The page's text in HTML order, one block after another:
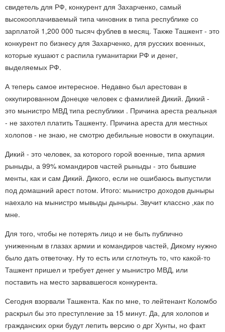
свидетель для РФ, конкурент для Захарченко, самый
высокооплачиваемый типа чиновник в типа республике со
зарплатой 1,200 000 тысяч фублев в месяц. Также Ташкент - это
конкурент по бизнесу для Захарченко, для русских военных,
которые кушают с распила гуманитарки РФ и денег,
выделяемых РФ.
А теперь самое интересное. Недавно был арестован в
оккупированном Донецке человек с фамилией Дикий. Дикий -
это мынистро МВД типа республики . Причина ареста реальная
- не захотел платить Ташкенту. Причина ареста для местных
холопов - не знаю, не смотрю дебильные новости в оккупации.
Дикий - это человек, за которого горой военные, типа армия
рыныды, а 99% командиров частей рыныды - это бывшие
менты, как и сам Дикий. Дикого, если не ошибаюсь выпустили
под домашний арест потом. Итого: мынистро доходов дыныры
наехало на мынистро мывыды дыныры. Звучит классно ,как по
мне.
Для того, чтобы не потерять лицо и не быть публично
униженным в глазах армии и командиров частей, Дикому нужно
было дать ответочку. Ну то есть или сглотнуть то, что какой-то
Ташкент пришел и требует денег у мынистро МВД, или
поставить на место зарвавшегося конкурента.
Сегодня взорвали Ташкента. Как по мне, то лейтенант Коломбо
раскрыл бы это преступление за 15 минут. Да, для холопов и
гражданских орки будут лепить версию о дрг Хунты, но факт